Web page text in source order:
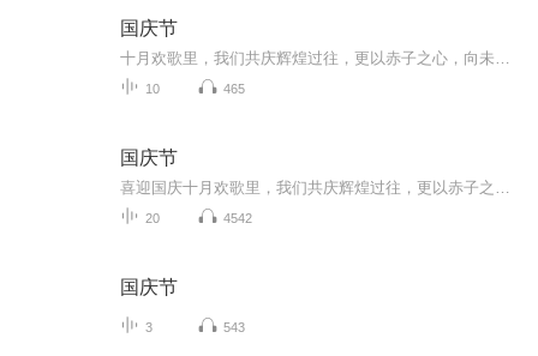
国庆节
10 465
国庆节
20 4542
国庆节
3 543